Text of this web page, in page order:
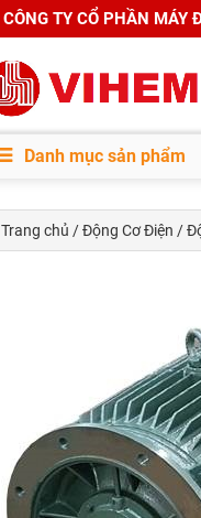
CÔNG TY CỔ PHẦN MÁY
Danh mục sản phẩm
Trang chủ /Động Cơ Điện /